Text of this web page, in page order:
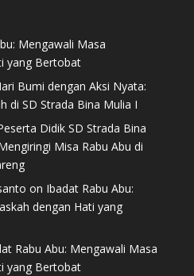
Mengawali Masa
yang Bertobat
Bumi dengan Aksi Nyata:
di SD Strada Bina Mulia I
Didik SD Strada Bina
Misa Rabu Abu di
on Ibadat Rabu Abu:
dengan Hati yang
Rabu Abu: Mengawali Masa
yang Bertobat